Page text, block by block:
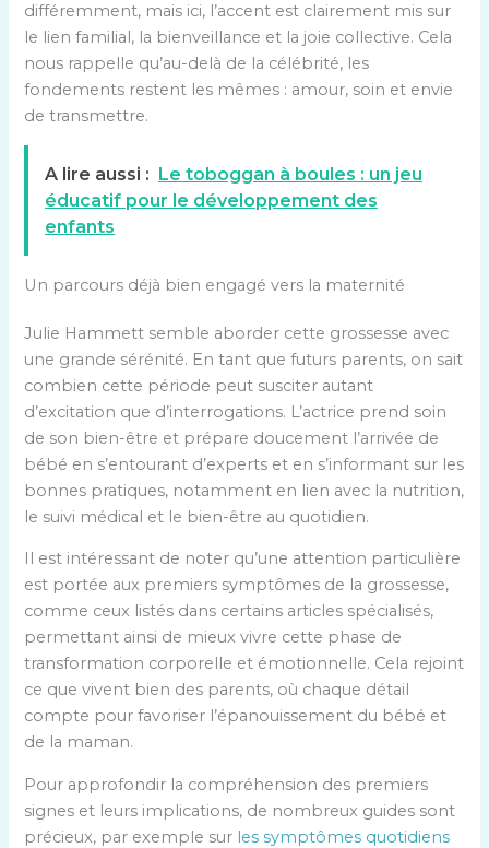
différemment, mais ici, l’accent est clairement mis sur
le lien familial, la bienveillance et la joie collective. Cela
nous rappelle qu’au-delà de la célébrité, les
fondements restent les mêmes : amour, soin et envie
de transmettre.
A lire aussi : Le toboggan à boules : un jeu
éducatif pour le développement des
enfants
Un parcours déjà bien engagé vers la maternité
Julie Hammett semble aborder cette grossesse avec
une grande sérénité. En tant que futurs parents, on sait
combien cette période peut susciter autant
d’excitation que d’interrogations. L’actrice prend soin
de son bien-être et prépare doucement l’arrivée de
bébé en s’entourant d’experts et en s’informant sur les
bonnes pratiques, notamment en lien avec la nutrition,
le suivi médical et le bien-être au quotidien.
Il est intéressant de noter qu’une attention particulière
est portée aux premiers symptômes de la grossesse,
comme ceux listés dans certains articles spécialisés,
permettant ainsi de mieux vivre cette phase de
transformation corporelle et émotionnelle. Cela rejoint
ce que vivent bien des parents, où chaque détail
compte pour favoriser l’épanouissement du bébé et
de la maman.
Pour approfondir la compréhension des premiers
signes et leurs implications, de nombreux guides sont
précieux, par exemple sur les symptômes quotidiens